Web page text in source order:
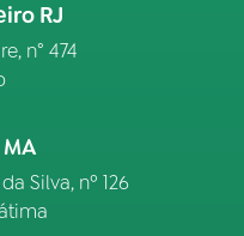
RJ
n° 474
Silva, nº 126